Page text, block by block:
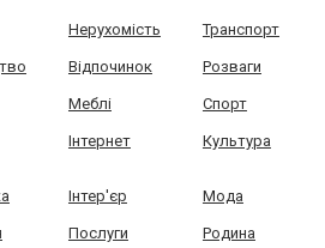
Нерухомість Транспорт
Відпочинок Розваги
Меблі Спорт
Інтернет Культура
Інтер'єр Мода
Послуги Родина